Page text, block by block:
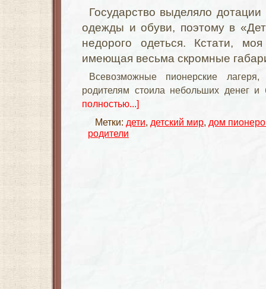
Государство выделяло дотации
одежды и обуви, поэтому в
недорого одеться. Кстати,
имеющая весьма скромные
Всевозможные пионерские
родителям стоила небольших денег
полностью...]
Метки: дети, детский мир, дом
родители